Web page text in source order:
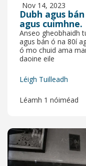
Nov 14, 2023
Dubh agus
agus cuimhne.
Anseo gheobhaidh
agus bán ó na 80í
ó mo chuid ama
daoine eile
Léigh Tuilleadh
Léamh 1 nóiméad